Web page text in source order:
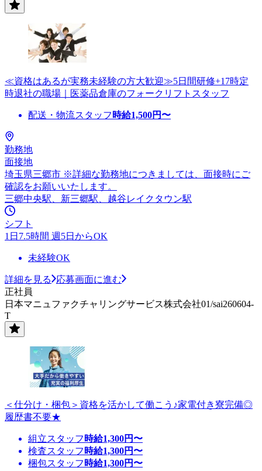
≪資格はあるが実務未経験の方大歓迎≫5日間研修+17時定
時退社の職場｜医薬品倉庫のフォークリフトスタッフ
配送・物流スタッフ 時給1,500円〜
勤務地
面接地
埼玉県三郷市 ※詳細な勤務地につきましては、面接時にご
確認をお願いいたします。
三郷中央駅、新三郷駅、越谷レイクタウン駅
シフト
1日7.5時間 週5日からOK
未経験OK
詳細を見る
応募画面に進む
正社員
日本マニュファクチャリングサービス株式会社01/sai260604-
T
＜仕分け・梱包＞資格を活かして働こう♪家電付き寮完備◎
履歴書不要★
組立スタッフ 時給1,300円〜
検査スタッフ 時給1,300円〜
梱包スタッフ 時給1,300円〜